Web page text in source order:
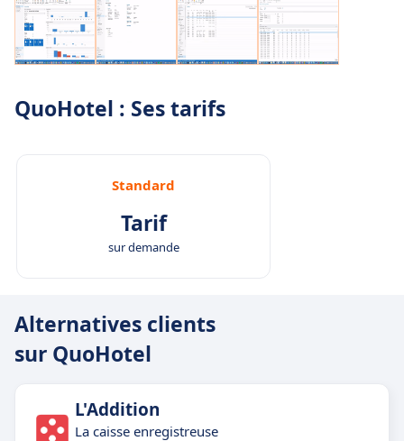
QuoHotel : Ses tarifs
Standard
Tarif
sur demande
Alternatives clients
sur QuoHotel
L'Addition
La caisse enregistreuse